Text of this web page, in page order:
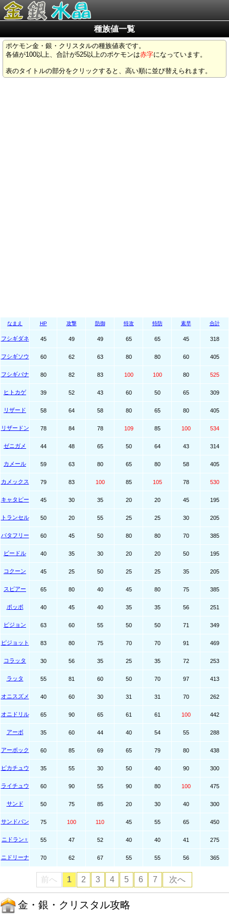
種族値一覧
ポケモン金・銀・クリスタルの種族値表です。
各値が100以上、合計が525以上のポケモンは赤字になっています。
表のタイトルの部分をクリックすると、高い順に並び替えられます。
なまえ HP 攻撃 防御 特攻 特防 素早 合計
フシギダネ 45 49 49 65 65 45 318
フシギソウ 60 62 63 80 80 60 405
フシギバナ 80 82 83 100 100 80 525
ヒトカゲ 39 52 43 60 50 65 309
リザード 58 64 58 80 65 80 405
リザードン 78 84 78 109 85 100 534
ゼニガメ 44 48 65 50 64 43 314
カメール 59 63 80 65 80 58 405
カメックス 79 83 100 85 105 78 530
キャタピー 45 30 35 20 20 45 195
トランセル 50 20 55 25 25 30 205
バタフリー 60 45 50 80 80 70 385
ビードル 40 35 30 20 20 50 195
コクーン 45 25 50 25 25 35 205
スピアー 65 80 40 45 80 75 385
ポッポ 40 45 40 35 35 56 251
ピジョン 63 60 55 50 50 71 349
ピジョット 83 80 75 70 70 91 469
コラッタ 30 56 35 25 35 72 253
ラッタ 55 81 60 50 70 97 413
オニスズメ 40 60 30 31 31 70 262
オニドリル 65 90 65 61 61 100 442
アーボ 35 60 44 40 54 55 288
アーボック 60 85 69 65 79 80 438
ピカチュウ 35 55 30 50 40 90 300
ライチュウ 60 90 55 90 80 100 475
サンド 50 75 85 20 30 40 300
サンドパン 75 100 110 45 55 65 450
ニドラン♀ 55 47 52 40 40 41 275
ニドリーナ 70 62 67 55 55 56 365
前へ 1 2 3 4 5 6 7 次へ
金・銀・クリスタル攻略